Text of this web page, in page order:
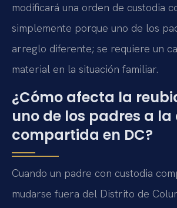
modificará una orden de custodia
simplemente porque uno de los
arreglo diferente; se requiere un
material en la situación familiar.
¿Cómo afecta la
uno de los padres a
compartida en DC?
Cuando un padre con custodia
mudarse fuera del Distrito de